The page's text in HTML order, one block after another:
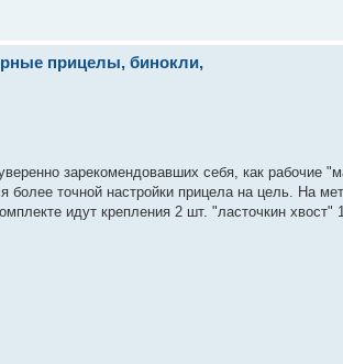
прицелы, бинокли,
зарекомендовавших себя, как рабочие
более точной настройки прицела на цель. На
идут крепления 2 шт. "ласточкин хвост"